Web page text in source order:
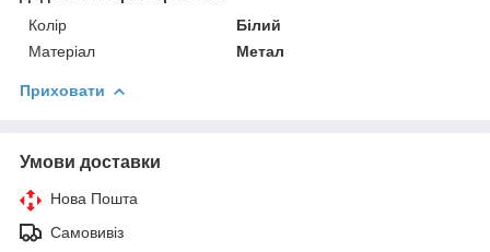
Колір
Білий
Матеріал
Метал
Приховати
Умови доставки
Нова Пошта
Самовивіз